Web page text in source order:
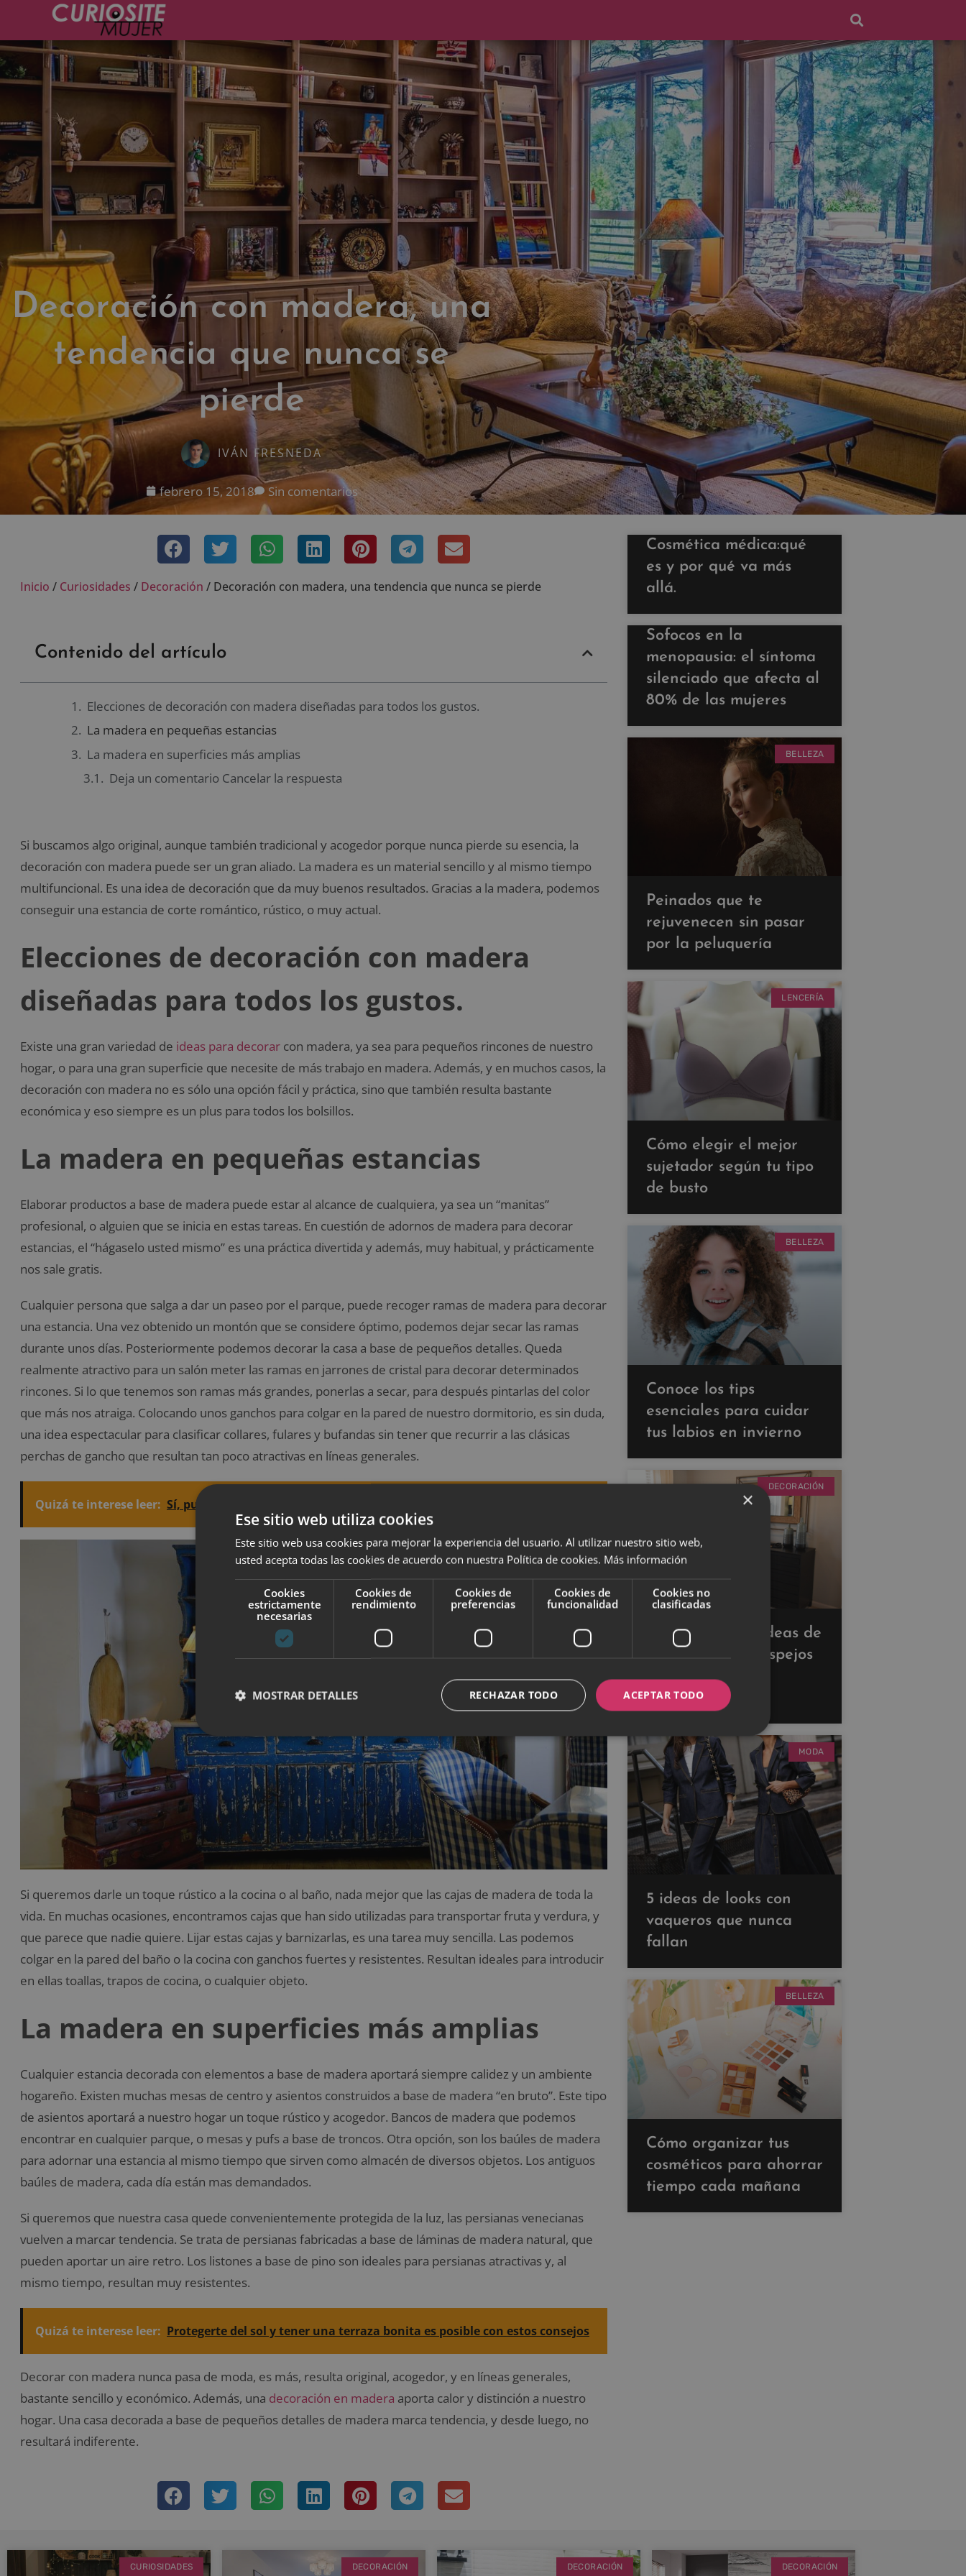
Decoración con madera, una
tendencia que nunca se
pierde
IVÁN FRESNEDA
febrero 15, 2018 Sin comentarios
Inicio / Curiosidades / Decoración / Decoración con madera, una tendencia que nunca se pierde
Contenido del artículo
Elecciones de decoración con madera diseñadas para todos los gustos.
La madera en pequeñas estancias
La madera en superficies más amplias
Deja un comentario Cancelar la respuesta
Si buscamos algo original, aunque también tradicional y acogedor porque nunca pierde su esencia, la
decoración con madera puede ser un gran aliado. La madera es un material sencillo y al mismo tiempo
multifuncional. Es una idea de decoración que da muy buenos resultados. Gracias a la madera, podemos
conseguir una estancia de corte romántico, rústico, o muy actual.
Elecciones de decoración con madera
diseñadas para todos los gustos.
Existe una gran variedad de ideas para decorar con madera, ya sea para pequeños rincones de nuestro
hogar, o para una gran superficie que necesite de más trabajo en madera. Además, y en muchos casos, la
decoración con madera no es sólo una opción fácil y práctica, sino que también resulta bastante
económica y eso siempre es un plus para todos los bolsillos.
La madera en pequeñas estancias
Elaborar productos a base de madera puede estar al alcance de cualquiera, ya sea un “manitas”
profesional, o alguien que se inicia en estas tareas. En cuestión de adornos de madera para decorar
estancias, el “hágaselo usted mismo” es una práctica divertida y además, muy habitual, y prácticamente
nos sale gratis.
Cualquier persona que salga a dar un paseo por el parque, puede recoger ramas de madera para decorar
una estancia. Una vez obtenido un montón que se considere óptimo, podemos dejar secar las ramas
durante unos días. Posteriormente podemos decorar la casa a base de pequeños detalles. Queda
realmente atractivo para un salón meter las ramas en jarrones de cristal para decorar determinados
rincones. Si lo que tenemos son ramas más grandes, ponerlas a secar, para después pintarlas del color
que más nos atraiga. Colocando unos ganchos para colgar en la pared de nuestro dormitorio, es sin duda,
una idea espectacular para clasificar collares, fulares y bufandas sin tener que recurrir a las clásicas
perchas de gancho que resultan tan poco atractivas en líneas generales.
Quizá te interese leer: Sí, puedes tener un jardín en una terraza y te contamos cómo
Si queremos darle un toque rústico a la cocina o al baño, nada mejor que las cajas de madera de toda la
vida. En muchas ocasiones, encontramos cajas que han sido utilizadas para transportar fruta y verdura, y
que parece que nadie quiere. Lijar estas cajas y barnizarlas, es una tarea muy sencilla. Las podemos
colgar en la pared del baño o la cocina con ganchos fuertes y resistentes. Resultan ideales para introducir
en ellas toallas, trapos de cocina, o cualquier objeto.
La madera en superficies más amplias
Cualquier estancia decorada con elementos a base de madera aportará siempre calidez y un ambiente
hogareño. Existen muchas mesas de centro y asientos construidos a base de madera “en bruto”. Este tipo
de asientos aportará a nuestro hogar un toque rústico y acogedor. Bancos de madera que podemos
encontrar en cualquier parque, o mesas y pufs a base de troncos. Otra opción, son los baúles de madera
para adornar una estancia al mismo tiempo que sirven como almacén de diversos objetos. Los antiguos
baúles de madera, cada día están mas demandados.
Si queremos que nuestra casa quede convenientemente protegida de la luz, las persianas venecianas
vuelven a marcar tendencia. Se trata de persianas fabricadas a base de láminas de madera natural, que
pueden aportar un aire retro. Los listones a base de pino son ideales para persianas atractivas y, al
mismo tiempo, resultan muy resistentes.
Quizá te interese leer: Protegerte del sol y tener una terraza bonita es posible con estos consejos
Decorar con madera nunca pasa de moda, es más, resulta original, acogedor, y en líneas generales,
bastante sencillo y económico. Además, una decoración en madera aporta calor y distinción a nuestro
hogar. Una casa decorada a base de pequeños detalles de madera marca tendencia, y desde luego, no
resultará indiferente.
Cosmética médica:qué
es y por qué va más
allá.
Sofocos en la
menopausia: el síntoma
silenciado que afecta al
80% de las mujeres
BELLEZA
Peinados que te
rejuvenecen sin pasar
por la peluquería
LENCERÍA
Cómo elegir el mejor
sujetador según tu tipo
de busto
BELLEZA
Conoce los tips
esenciales para cuidar
tus labios en invierno
DECORACIÓN
Descubre estas ideas de
decoración con espejos
para ampliar tus
espacios
MODA
5 ideas de looks con
vaqueros que nunca
fallan
BELLEZA
Cómo organizar tus
cosméticos para ahorrar
tiempo cada mañana
CURIOSIDADES DECORACIÓN DECORACIÓN DECORACIÓN
×
Ese sitio web utiliza cookies
Este sitio web usa cookies para mejorar la experiencia del usuario. Al utilizar nuestro sitio web,
usted acepta todas las cookies de acuerdo con nuestra Política de cookies. Más información
Cookies
estrictamente
necesarias
Cookies de
rendimiento
Cookies de
preferencias
Cookies de
funcionalidad
Cookies no
clasificadas
ACEPTAR TODO
RECHAZAR TODO
MOSTRAR DETALLES